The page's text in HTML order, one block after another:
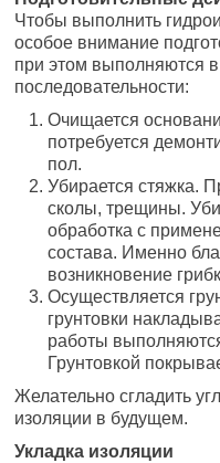
Чтобы выполнить
особое внимание
при этом выполняются
последовательности:
Очищается
потребуется
пол.
Убирается стяжка.
сколы, трещины.
обработка с
состава. Именно
возникновение
Осуществляется
грунтовки
работы
Грунтовкой
Желательно сгладить
изоляции в будущем.
Укладка изоляции